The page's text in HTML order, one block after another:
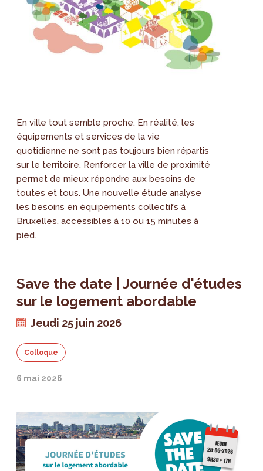
En ville tout semble proche. En réalité, les
équipements et services de la vie
quotidienne ne sont pas toujours bien répartis
sur le territoire. Renforcer la ville de proximité
permet de mieux répondre aux besoins de
toutes et tous. Une nouvelle étude analyse
les besoins en équipements collectifs à
Bruxelles, accessibles à 10 ou 15 minutes à
pied.
Save the date | Journée d'études
sur le logement abordable
Jeudi 25 juin 2026
Colloque
6 mai 2026